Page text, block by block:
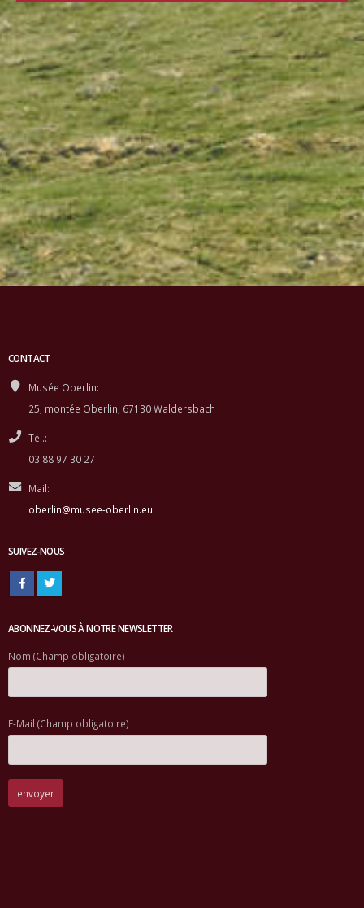
CONTACT
Musée Oberlin:
25, montée Oberlin, 67130 Waldersbach
Tél.:
03 88 97 30 27
Mail:
oberlin@musee-oberlin.eu
SUIVEZ-NOUS
ABONNEZ-VOUS À NOTRE NEWSLETTER
Nom (Champ obligatoire)
E-Mail (Champ obligatoire)